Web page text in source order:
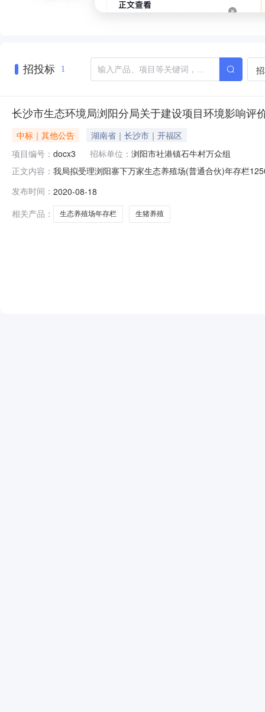
招投标 1
长沙市生态环境局浏阳分局关于建设项目环境影响评
中标｜其他公告
湖南省｜长沙市｜开福区
项目编号： docx3 招标单位： 浏阳市社港镇石牛村万众组
正文内容： 我局拟受理浏阳寨下万家生态养殖场(普通合伙)年存栏
名称建设地点建设单位环境影响评价机构受理日期环评
发布时间： 2020-08-18
相关产品：
生态养殖场年存栏 生猪养殖